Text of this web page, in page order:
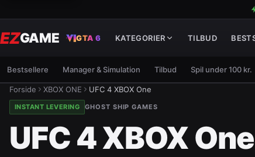
EZGAME GTA 6 KATEGORIER TILBUD
Bestsellere Manager & Simulation Tilbud Spil under 100 kr.
Forside XBOX ONE UFC 4 XBOX One
INSTANT LEVERING GHOST SHIP GAMES
UFC 4 XBOX One